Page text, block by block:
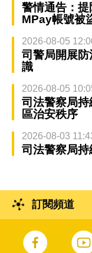
警情通告：
MPay帳號被
2026-08-05
司警局開展
識
2026-08-05
司法警察局
區治安秩序
2026-08-03
司法警察局
訂閱頻道